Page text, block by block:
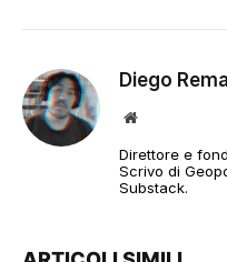
Diego
Sito
Direttore e
Scrivo di
Substack.